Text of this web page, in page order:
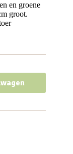
en groene
groot.